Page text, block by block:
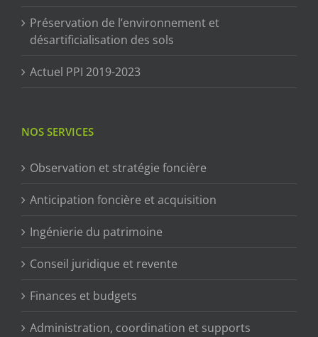
Préservation de l’environnement et
désartificialisation des sols
Actuel PPI 2019-2023
NOS SERVICES
Observation et stratégie foncière
Anticipation foncière et acquisition
Ingénierie du patrimoine
Conseil juridique et revente
Finances et budgets
Administration, coordination et supports